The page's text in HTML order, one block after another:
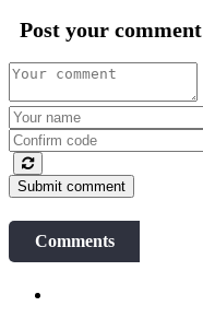
Post your comment
Submit comment
Comments